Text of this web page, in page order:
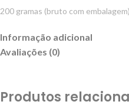
200 gramas (bruto com embalagem)
Informação adicional
Avaliações (0)
Produtos